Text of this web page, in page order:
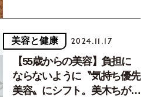
美容と健康 2024.11.17
【55歳からの美容】負担に
ならないように〝気持ち優先
美容〟にシフト。美木ちがや